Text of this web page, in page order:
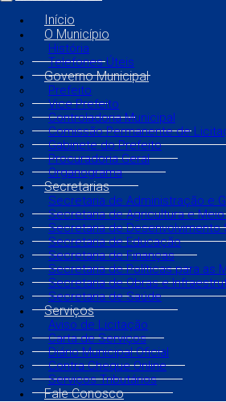
Início
O Município
História
Telefones Úteis
Governo Municipal
Prefeito
Vice Prefeito
Controladoria Municipal
Comissão Permanente de
Gabinete do Prefeito
Procuradoria Geral
Organograma
Secretarias
Secretaria de Administração e
Secretaria de Agricultura e
Secretaria de Desenvolvimento
Secretaria de Educação
Secretaria de Finanças
Secretaria de Políticas para as
Secretaria de Obras e
Secretaria de Saúde
Serviços
Aviso de Licitação
Carta de Serviços
Diário Municipal Oficial
Contra Cheque Online
Serviços Tributários
Fale Conosco